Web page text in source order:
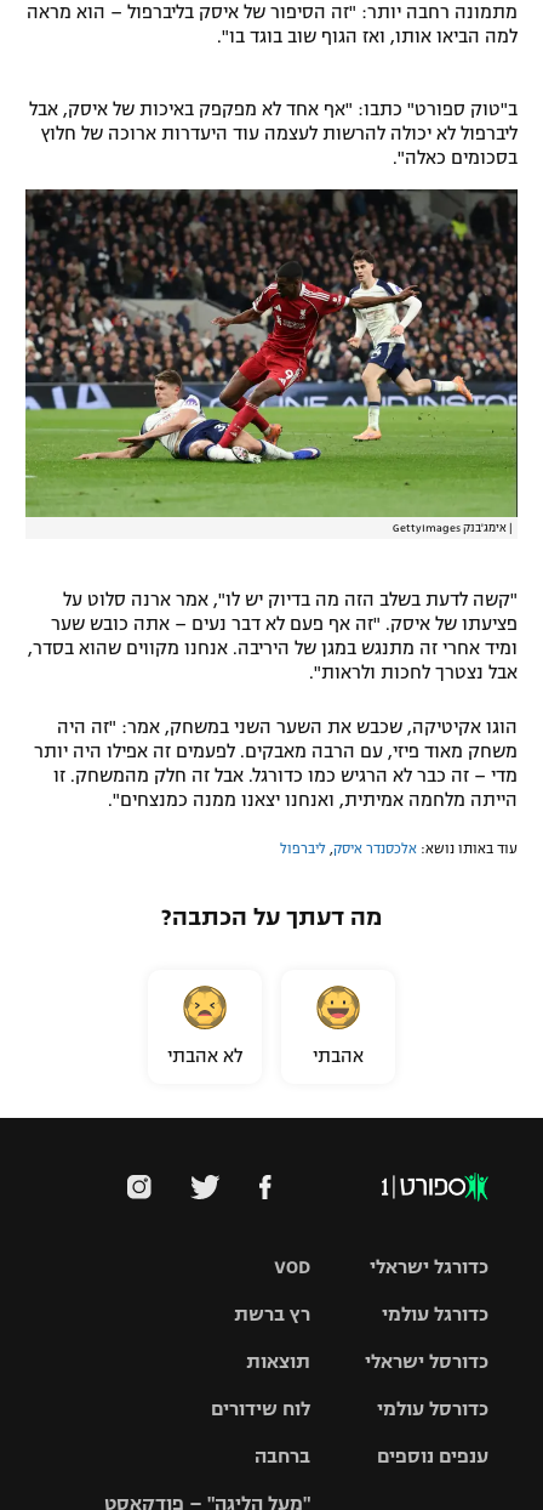
מתמונה רחבה יותר: "זה הסיפור של איסק בליברפול – הוא מראה
למה הביאו אותו, ואז הגוף שוב בוגד בו".
ב"טוק ספורט" כתבו: "אף אחד לא מפקפק באיכות של איסק, אבל
ליברפול לא יכולה להרשות לעצמה עוד היעדרות ארוכה של חלוץ
בסכומים כאלה".
אימג'בנק GettyImages
"קשה לדעת בשלב הזה מה בדיוק יש לו", אמר ארנה סלוט על
פציעתו של איסק. "זה אף פעם לא דבר נעים – אתה כובש שער
ומיד אחרי זה מתנגש במגן של היריבה. אנחנו מקווים שהוא בסדר,
אבל נצטרך לחכות ולראות".
הוגו אקיטיקה, שכבש את השער השני במשחק, אמר: "זה היה
משחק מאוד פיזי, עם הרבה מאבקים. לפעמים זה אפילו היה יותר
מדי – זה כבר לא הרגיש כמו כדורגל. אבל זה חלק מהמשחק. זו
הייתה מלחמה אמיתית, ואנחנו יצאנו ממנה כמנצחים".
עוד באותו נושא: אלכסנדר איסק ליברפול
מה דעתך על הכתבה?
אהבתי לא אהבתי
VOD
רץ ברשת
תוצאות
לוח שידורים
ברחבה
"מעל הליגה" – פודקאסט
כדורגל ישראלי
גביע הטוטו
כדורגל עולמי
האלופות
ליגה
כדורסל ישראלי
סל
כדורסל עולמי
ענפים נוספים